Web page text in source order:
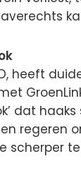
heeft
dat
regeren
scherper